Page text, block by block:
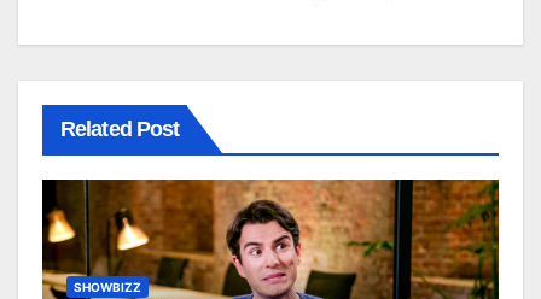
Related Post
SHOWBIZZ